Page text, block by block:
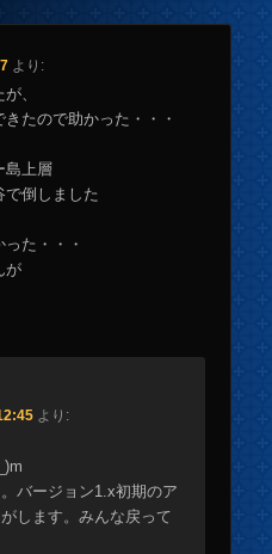
より:
、
たので助かった・・・
島上層
で倒しました
た・・・
が
より:
バージョン1.x初期のア
します。みんな戻って